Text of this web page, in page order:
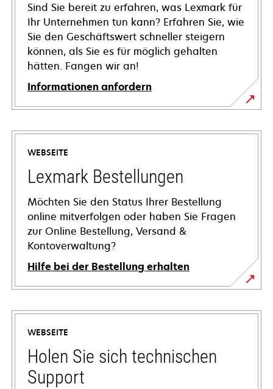
Sind Sie bereit zu erfahren, was Lexmark für
Ihr Unternehmen tun kann? Erfahren Sie, wie
Sie den Geschäftswert schneller steigern
können, als Sie es für möglich gehalten
hätten. Fangen wir an!
Informationen anfordern
WEBSEITE
Lexmark Bestellungen
Möchten Sie den Status Ihrer Bestellung
online mitverfolgen oder haben Sie Fragen
zur Online Bestellung, Versand &
Kontoverwaltung?
Hilfe bei der Bestellung erhalten
WEBSEITE
Holen Sie sich technischen
Support